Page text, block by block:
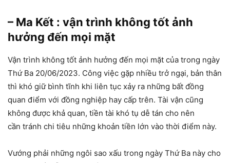
– Ma Kết : vận trình không tốt ảnh
hưởng đến mọi mặt
Vận trình không tốt ảnh hưởng đến mọi mặt của trong ngày
Thứ Ba 20/06/2023. Công việc gặp nhiều trở ngại, bản thân
thì khó giữ bình tĩnh khi liên tục xảy ra những bất đồng
quan điểm với đồng nghiệp hay cấp trên. Tài vận cũng
không được khả quan, tiền tài khó tụ dễ tán cho nên
cần tránh chi tiêu những khoản tiền lớn vào thời điểm này.
Vướng phải những ngôi sao xấu trong ngày Thứ Ba này cho